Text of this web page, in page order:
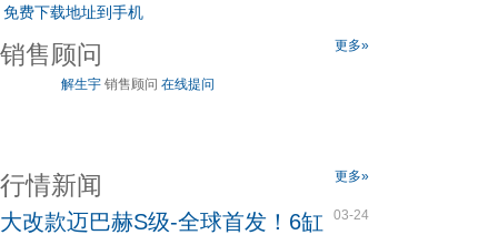
免费下载地址到手机
更多»
销售顾问
解生宇 销售顾问 在线提问
更多»
行情新闻
03-24
大改款迈巴赫S级-全球首发！6缸